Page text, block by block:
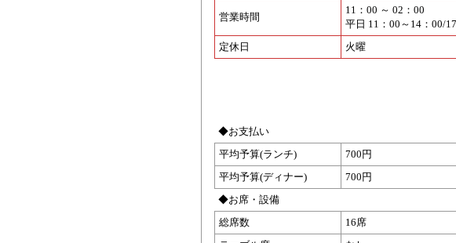
営業時間
11：00 ～ 02：00
平日 11：00～14：00/
定休日
火曜
◆お支払い
平均予算(ランチ)
700円
平均予算(ディナー)
700円
◆お席・設備
総席数
16席